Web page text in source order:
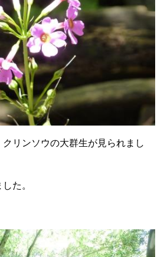
リンソウの大群生が見られまし
た。